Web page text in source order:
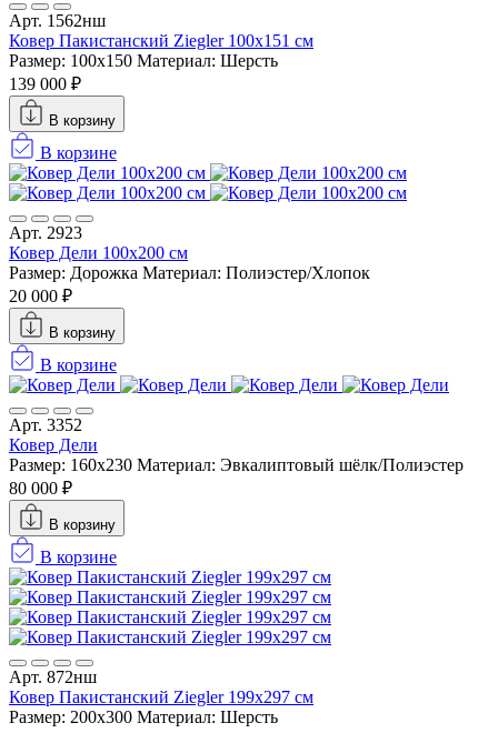
Арт. 1562нш
Ковер Пакистанский Ziegler 100x151 см
Размер: 100x150 Материал: Шерсть
139 000 ₽
В корзину
В корзине
Арт. 2923
Ковер Дели 100х200 см
Размер: Дорожка Материал: Полиэстер/Хлопок
20 000 ₽
В корзину
В корзине
Арт. 3352
Ковер Дели
Размер: 160х230 Материал: Эвкалиптовый шёлк/Полиэстер
80 000 ₽
В корзину
В корзине
Арт. 872нш
Ковер Пакистанский Ziegler 199x297 см
Размер: 200x300 Материал: Шерсть